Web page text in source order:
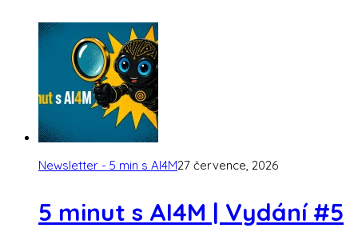
Newsletter - 5 min s AI4M27 července, 2026
5 minut s AI4M | Vydání #5